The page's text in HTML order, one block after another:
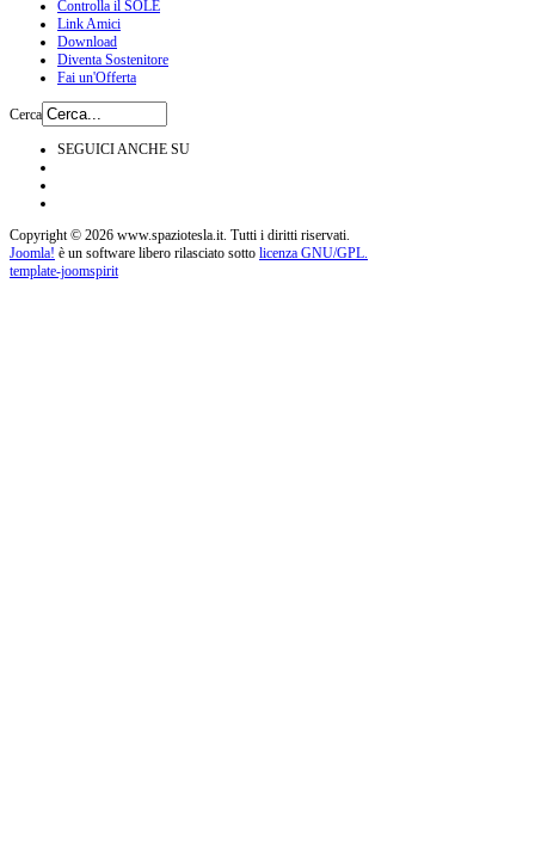
Controlla il SOLE
Link Amici
Download
Diventa Sostenitore
Fai un'Offerta
Cerca
SEGUICI ANCHE SU
Copyright © 2026 www.spaziotesla.it. Tutti i diritti riservati.
Joomla! è un software libero rilasciato sotto licenza GNU/GPL.
template-joomspirit